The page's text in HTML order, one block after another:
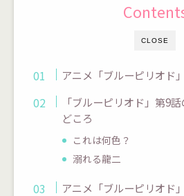
CLOSE
アニメ「ブルーピリオド
「ブルーピリオド」第9
どころ
これは何色？
溺れる龍二
アニメ「ブルーピリオド